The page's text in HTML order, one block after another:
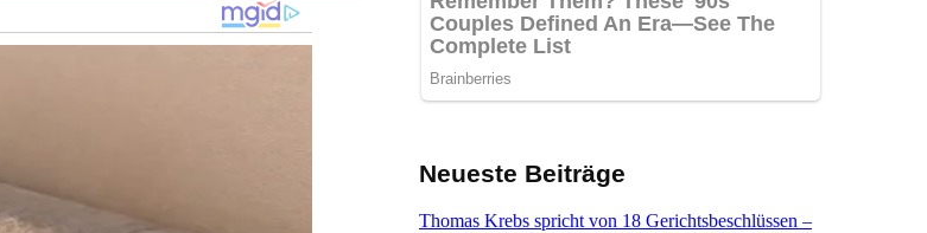
Neueste Beiträge
Thomas Krebs spricht von 18 Gerichtsbeschlüssen –